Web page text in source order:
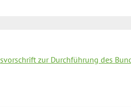
zur Durchführung des